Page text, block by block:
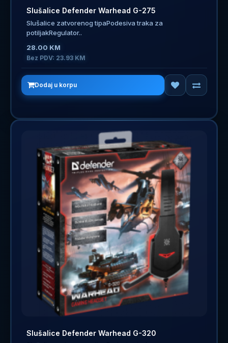
Slušalice Defender Warhead G-275
Slušalice zatvorenog tipaPodesiva traka za
potiljakRegulator..
28.00 KM
Bez PDV: 23.93 KM
Dodaj u korpu
Slušalice Defender Warhead G-320